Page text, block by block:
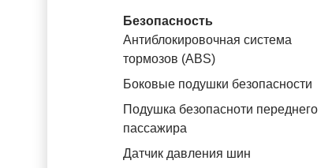
Безопасность
Антиблокировочная система
тормозов (ABS)
Боковые подушки безопасности
Подушка безопасноти переднего
пассажира
Датчик давления шин